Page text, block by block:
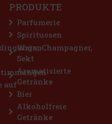
auf
PRODUKTE
Parfumerie
Spirituosen
Wein, Champagner,
Sekt
Aromatisierte
Getränke
Bier
Alkoholfreie
Getränke